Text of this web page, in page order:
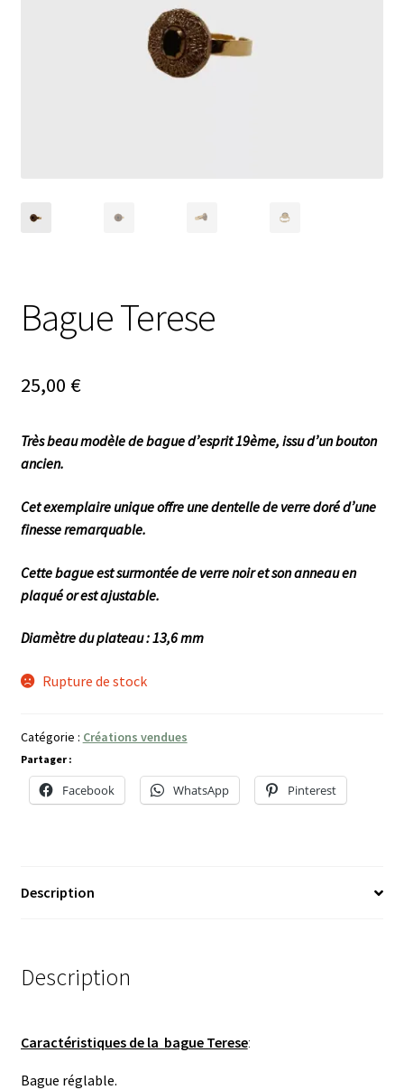
Bague Terese
25,00 €
Très beau modèle de bague d’esprit 19ème, issu d’un bouton
ancien.
Cet exemplaire unique offre une dentelle de verre doré d’une
finesse remarquable.
Cette bague est surmontée de verre noir et son anneau en
plaqué or est ajustable.
Diamètre du plateau : 13,6 mm
Rupture de stock
Catégorie : Créations vendues
Partager :
Facebook WhatsApp Pinterest
Description
Description
Caractéristiques de la bague Terese:
Bague réglable.